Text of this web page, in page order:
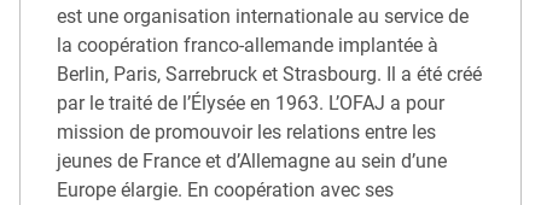
est une organisation internationale au service de
la coopération franco-allemande implantée à
Berlin, Paris, Sarrebruck et Strasbourg. Il a été créé
par le traité de l’Élysée en 1963. L’OFAJ a pour
mission de promouvoir les relations entre les
jeunes de France et d’Allemagne au sein d’une
Europe élargie. En coopération avec ses